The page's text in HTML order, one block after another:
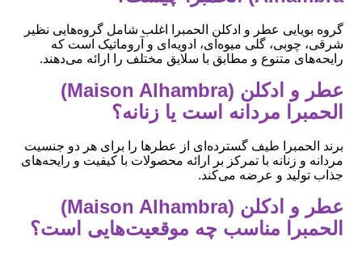
گروه بویایی عطر و ادکلن الحمبرا اغلب شامل گروه‌هایی نظیر
شرقی، چوبی، گلی میوه‌ای، ادویه‌ای و آروماتیک است که
رایحه‌های متنوع و مطابق با سلایق مختلف را ارائه می‌دهند.
عطر و ادکلن (Maison Alhambra)
الحمبرا مردانه است یا زنانه؟
برند الحمبرا طیف گسترده‌ای از عطرها را برای هر دو جنسیت
مردانه و زنانه با تمرکز بر ارائه محصولات با کیفیت و رایحه‌های
جذاب تولید و عرضه می‌کند.
عطر و ادکلن (Maison Alhambra)
الحمبرا مناسب چه موقعیت‌هایی است؟